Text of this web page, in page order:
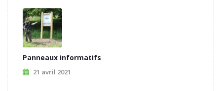
Panneaux informatifs
21 avril 2021